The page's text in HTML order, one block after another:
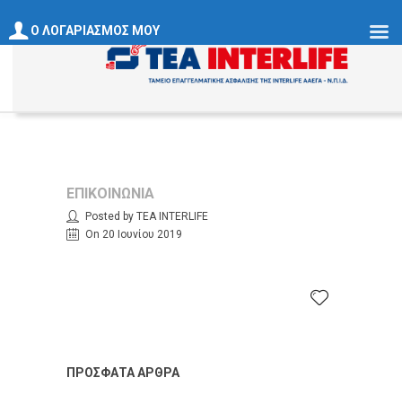
ΕΠΙΚΟΙΝΩΝΊΑ
Posted by ΤΕΑ INTERLIFE
On 20 Ιουνίου 2019
ΠΡΌΣΦΑΤΑ ΆΡΘΡΑ
Ο ΛΟΓΑΡΙΑΣΜΟΣ ΜΟΥ